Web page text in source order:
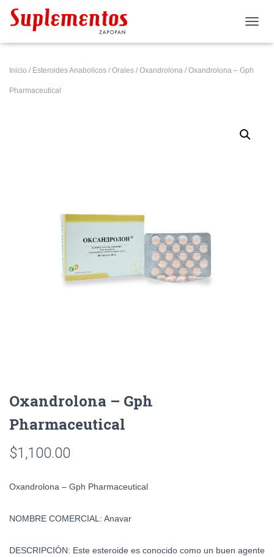
Inicio / Esteroides Anabolicos / Orales / Oxandrolona / Oxandrolona – Gph
Pharmaceutical
Oxandrolona – Gph
Pharmaceutical
$1,100.00
Oxandrolona – Gph Pharmaceutical
NOMBRE COMERCIAL: Anavar
DESCRIPCIÓN: Este esteroide es conocido como un buen agente